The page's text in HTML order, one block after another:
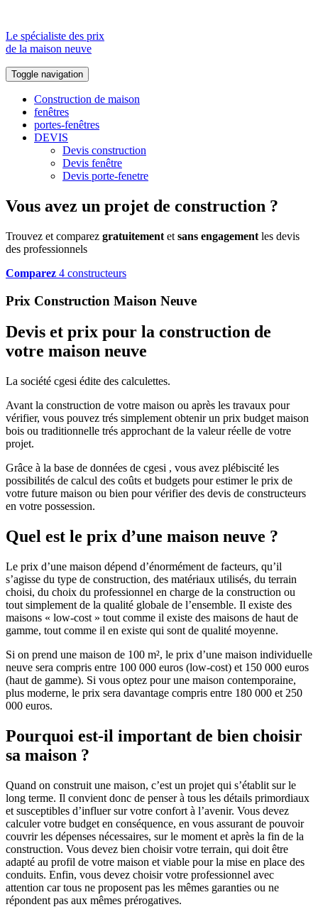
Le spécialiste des prix
de la maison neuve
Toggle navigation
Construction de maison
fenêtres
portes-fenêtres
DEVIS
Devis construction
Devis fenêtre
Devis porte-fenetre
Vous avez un projet de construction ?
Trouvez et comparez gratuitement et sans engagement les devis
des professionnels
Comparez 4 constructeurs
Prix Construction Maison Neuve
Devis et prix pour la construction de
votre maison neuve
La société cgesi édite des calculettes.
Avant la construction de votre maison ou après les travaux pour
vérifier, vous pouvez trés simplement obtenir un prix budget maison
bois ou traditionnelle trés approchant de la valeur réelle de votre
projet.
Grâce à la base de données de cgesi , vous avez plébiscité les
possibilités de calcul des coûts et budgets pour estimer le prix de
votre future maison ou bien pour vérifier des devis de constructeurs
en votre possession.
Quel est le prix d’une maison neuve ?
Le prix d’une maison dépend d’énormément de facteurs, qu’il
s’agisse du type de construction, des matériaux utilisés, du terrain
choisi, du choix du professionnel en charge de la construction ou
tout simplement de la qualité globale de l’ensemble. Il existe des
maisons « low-cost » tout comme il existe des maisons de haut de
gamme, tout comme il en existe qui sont de qualité moyenne.
Si on prend une maison de 100 m², le prix d’une maison individuelle
neuve sera compris entre 100 000 euros (low-cost) et 150 000 euros
(haut de gamme). Si vous optez pour une maison contemporaine,
plus moderne, le prix sera davantage compris entre 180 000 et 250
000 euros.
Pourquoi est-il important de bien choisir
sa maison ?
Quand on construit une maison, c’est un projet qui s’établit sur le
long terme. Il convient donc de penser à tous les détails primordiaux
et susceptibles d’influer sur votre confort à l’avenir. Vous devez
calculer votre budget en conséquence, en vous assurant de pouvoir
couvrir les dépenses nécessaires, sur le moment et après la fin de la
construction. Vous devez bien choisir votre terrain, qui doit être
adapté au profil de votre maison et viable pour la mise en place des
conduits. Enfin, vous devez choisir votre professionnel avec
attention car tous ne proposent pas les mêmes garanties ou ne
répondent pas aux mêmes prérogatives.